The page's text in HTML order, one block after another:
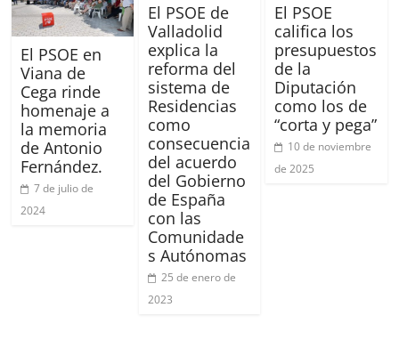
El PSOE en
Viana de
Cega rinde
homenaje a
la memoria
de Antonio
Fernández.
7 de julio de
2024
El PSOE de
Valladolid
explica la
reforma del
sistema de
Residencias
como
consecuencia
del acuerdo
del Gobierno
de España
con las
Comunidade
s Autónomas
25 de enero de
2023
El PSOE
califica los
presupuestos
de la
Diputación
como los de
“corta y pega”
10 de noviembre
de 2025